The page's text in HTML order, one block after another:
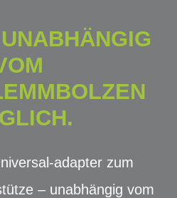
adapter zum
– unabhängig vom